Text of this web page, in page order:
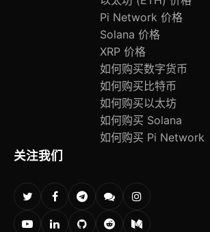
关注我们
Pi Network 价格
Solana 价格
XRP 价格
如何购买数字货币
如何购买比特币
如何购买以太坊
如何购买 Solana
如何购买 Pi Network